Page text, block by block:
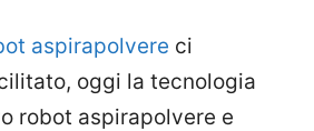
aspirapolvere ci
oggi la tecnologia
robot aspirapolvere e